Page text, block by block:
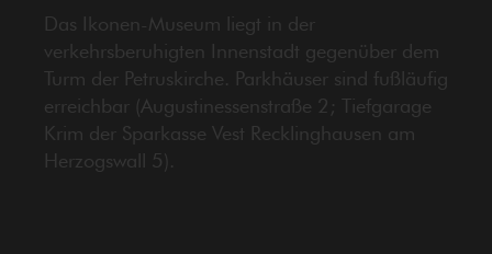
Das Ikonen-Museum liegt in der
verkehrsberuhigten Innenstadt gegenüber dem
Turm der Petruskirche. Parkhäuser sind fußläufig
erreichbar (Augustinessenstraße 2; Tiefgarage
Krim der Sparkasse Vest Recklinghausen am
Herzogswall 5).